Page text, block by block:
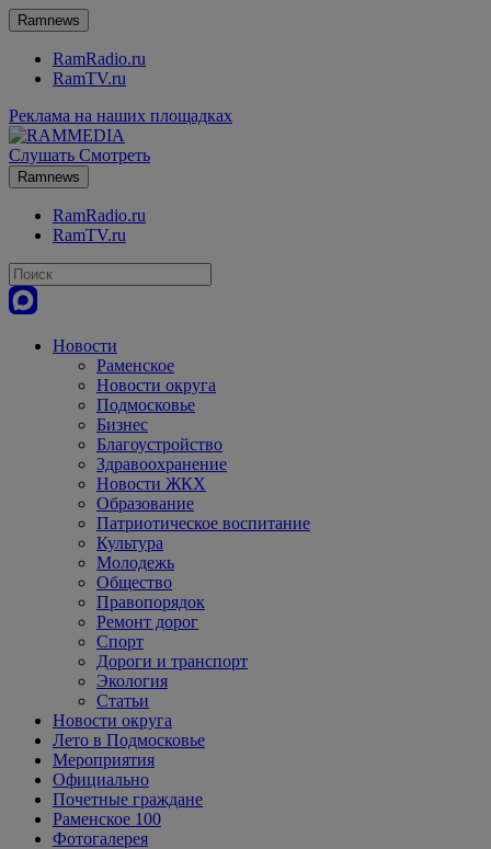
Ramnews
RamRadio.ru
RamTV.ru
Реклама на наших площадках
Слушать Смотреть
Ramnews
RamRadio.ru
RamTV.ru
Новости
Раменское
Новости округа
Подмосковье
Бизнес
Благоустройство
Здравоохранение
Новости ЖКХ
Образование
Патриотическое воспитание
Культура
Молодежь
Общество
Правопорядок
Ремонт дорог
Спорт
Дороги и транспорт
Экология
Статьи
Новости округа
Лето в Подмосковье
Мероприятия
Официально
Почетные граждане
Раменское 100
Фотогалерея